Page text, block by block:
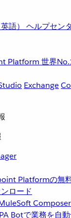
語） ヘルプセン
Platform 世界
Exchange
Platformの無
ロード
Composer
Botで業務を自